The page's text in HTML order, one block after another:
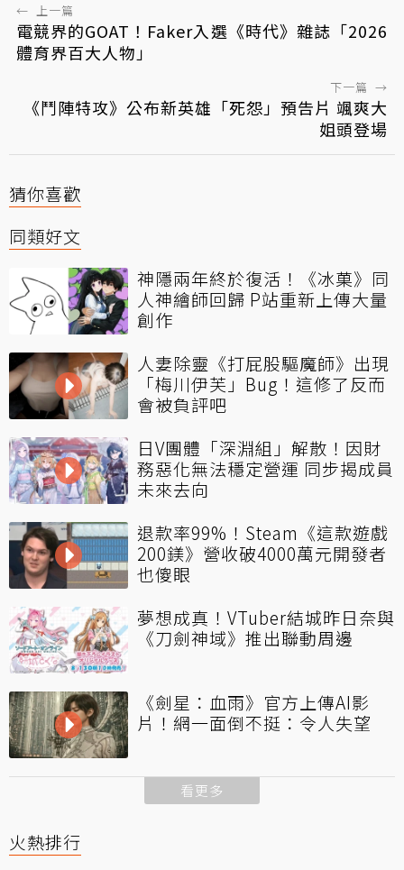
← 上一篇
電競界的GOAT！Faker入選《時代》雜誌「2026
體育界百大人物」
下一篇 →
《鬥陣特攻》公布新英雄「死怨」預告片 颯爽大
姐頭登場
猜你喜歡
同類好文
神隱兩年終於復活！《冰菓》同
人神繪師回歸 P站重新上傳大量
創作
人妻除靈《打屁股驅魔師》出現
「梅川伊芙」Bug！這修了反而
會被負評吧
日V團體「深淵組」解散！因財
務惡化無法穩定營運 同步揭成員
未來去向
退款率99%！Steam《這款遊戲
200鎂》營收破4000萬元開發者
也傻眼
夢想成真！VTuber結城昨日奈與
《刀劍神域》推出聯動周邊
《劍星：血雨》官方上傳AI影
片！網一面倒不挺：令人失望
看更多
火熱排行